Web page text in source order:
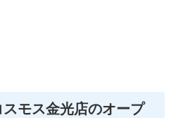
スモス金光店のオープ